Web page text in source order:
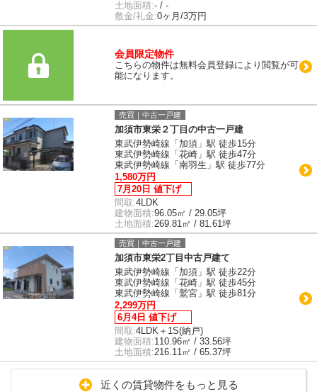
土地面積:- / -
敷金/礼金:0ヶ月/3万円
会員限定物件
こちらの物件は無料会員登録により閲覧が可
能になります。
売買｜中古一戸建
加須市東栄２丁目の中古一戸建
東武伊勢崎線「加須」駅 徒歩15分
東武伊勢崎線「花崎」駅 徒歩47分
東武伊勢崎線「南羽生」駅 徒歩77分
1,580万円
7月20日 値下げ
間取:4LDK
建物面積:96.05㎡ / 29.05坪
土地面積:269.81㎡ / 81.61坪
売買｜中古一戸建
加須市東栄2丁目中古戸建て
東武伊勢崎線「加須」駅 徒歩22分
東武伊勢崎線「花崎」駅 徒歩45分
東武伊勢崎線「鷲宮」駅 徒歩81分
2,299万円
6月4日 値下げ
間取:4LDK＋1S(納戸)
建物面積:110.96㎡ / 33.56坪
土地面積:216.11㎡ / 65.37坪
近くの賃貸物件をもっと見る